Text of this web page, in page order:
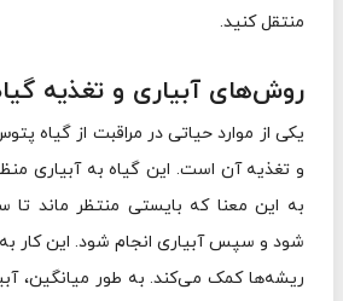
منتقل کنید.
روش‌های آبیاری و تغذیه
یکی از موارد حیاتی در مراقبت از گیاه
و تغذیه آن است. این گیاه به آبیاری
به این معنا که بایستی منتظر ماند
شود و سپس آبیاری انجام شود. این کار
ریشه‌ها کمک می‌کند. به طور میانگین،